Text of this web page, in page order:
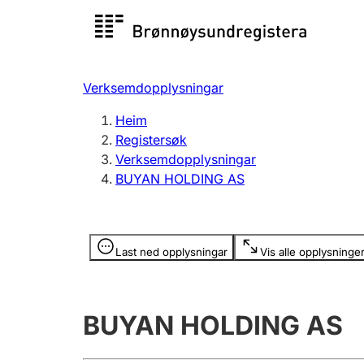
Registersøk
Registrere, endre, slette
Verksemdopplysningar
Heim
Registersøk
Verksemdopplysningar
BUYAN HOLDING AS
Last ned opplysningar Vis alle opplysninger
Opplysninger er skjult
BUYAN HOLDING AS